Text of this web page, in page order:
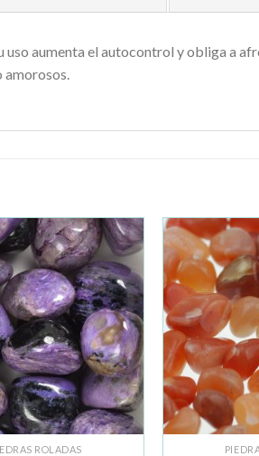
uso aumenta el autocontrol y obliga a
Añadir
a la
lista de
deseos
ROLADAS